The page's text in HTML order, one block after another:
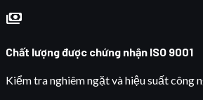
payments
Chất lượng được chứng nhận ISO 9001
Kiểm tra nghiêm ngặt và hiệu suất công